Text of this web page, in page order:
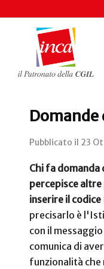
Pubblicato il 23
Chi fa domanda
percepisce
inserire il
precisarlo è
con il
comunica di
funzionalità